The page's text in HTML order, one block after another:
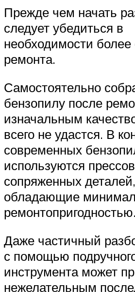
Прежде чем начать
следует убедиться в
необходимости
ремонта.
Самостоятельно
бензопилу после
изначальным
всего не удастся. В
современных
используются
сопряженных деталей,
обладающие
ремонтопригодностью.
Даже частичный
с помощью
инструмента может
нежелательным